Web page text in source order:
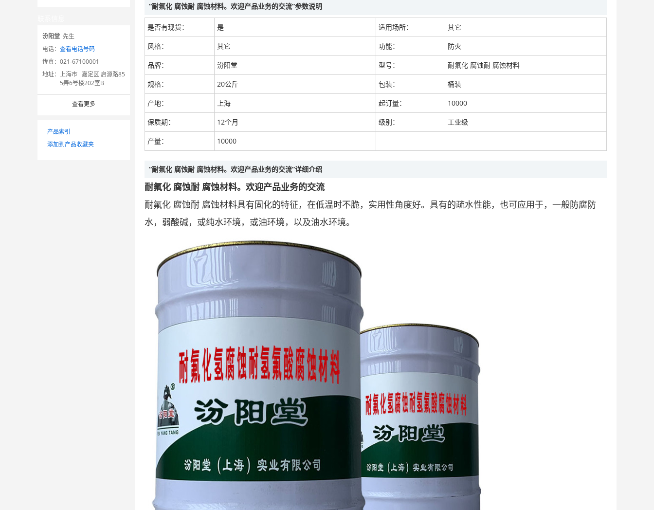
面议
汾阳堂 先生
电话： 查看电话号码
传真： 021-67100001
地址： 上海市 嘉定区 启源路85
5弄6号楼202室B
查看更多
产品索引
添加到产品收藏夹
“耐氟化 腐蚀耐 腐蚀材料。欢迎产品业务的交流”参数说明
是否有现货： 是 适用场所： 其它
风格： 其它 功能： 防火
品牌： 汾阳堂 型号： 耐氟化 腐蚀耐 腐蚀材料
规格： 20公斤 包装： 桶装
产地： 上海 起订量： 10000
保质期： 12个月 级别： 工业级
产量： 10000
“耐氟化 腐蚀耐 腐蚀材料。欢迎产品业务的交流”详细介绍
耐氟化 腐蚀耐 腐蚀材料。欢迎产品业务的交流
耐氟化 腐蚀耐 腐蚀材料具有固化的特征，在低温时不脆，实用性角度好。具有的疏水性能，也可应用于，一般防腐防
水，弱酸碱，或纯水环境，或油环境，以及油水环境。